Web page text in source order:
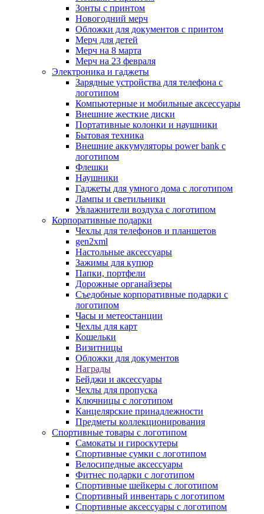
Зонты с принтом
Новогодний мерч
Обложки для документов с принтом
Мерч для детей
Мерч на 8 марта
Мерч на 23 февраля
Электроника и гаджеты
Зарядные устройства для телефона с
логотипом
Компьютерные и мобильные аксессуары
Внешние жесткие диски
Портативные колонки и наушники
Бытовая техника
Внешние аккумуляторы power bank с
логотипом
Флешки
Наушники
Гаджеты для умного дома с логотипом
Лампы и светильники
Увлажнители воздуха с логотипом
Корпоративные подарки
Чехлы для телефонов и планшетов
gen2xml
Настольные аксессуары
Зажимы для купюр
Папки, портфели
Дорожные органайзеры
Съедобные корпоративные подарки с
логотипом
Часы и метеостанции
Чехлы для карт
Кошельки
Визитницы
Обложки для документов
Награды
Бейджи и аксессуары
Чехлы для пропуска
Ключницы с логотипом
Канцелярские принадлежности
Предметы коллекционирования
Спортивные товары с логотипом
Самокаты и гироскутеры
Спортивные сумки с логотипом
Велосипедные аксессуары
Фитнес подарки с логотипом
Спортивные шейкеры с логотипом
Спортивный инвентарь с логотипом
Спортивные аксессуары с логотипом